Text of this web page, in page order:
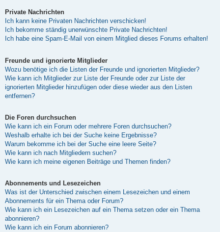
Private Nachrichten
Ich kann keine Privaten Nachrichten verschicken!
Ich bekomme ständig unerwünschte Private Nachrichten!
Ich habe eine Spam-E-Mail von einem Mitglied dieses Forums erhalten!
Freunde und ignorierte Mitglieder
Wozu benötige ich die Listen der Freunde und ignorierten Mitglieder?
Wie kann ich Mitglieder zur Liste der Freunde oder zur Liste der
ignorierten Mitglieder hinzufügen oder diese wieder aus den Listen
entfernen?
Die Foren durchsuchen
Wie kann ich ein Forum oder mehrere Foren durchsuchen?
Weshalb erhalte ich bei der Suche keine Ergebnisse?
Warum bekomme ich bei der Suche eine leere Seite?
Wie kann ich nach Mitgliedern suchen?
Wie kann ich meine eigenen Beiträge und Themen finden?
Abonnements und Lesezeichen
Was ist der Unterschied zwischen einem Lesezeichen und einem
Abonnements für ein Thema oder Forum?
Wie kann ich ein Lesezeichen auf ein Thema setzen oder ein Thema
abonnieren?
Wie kann ich ein Forum abonnieren?